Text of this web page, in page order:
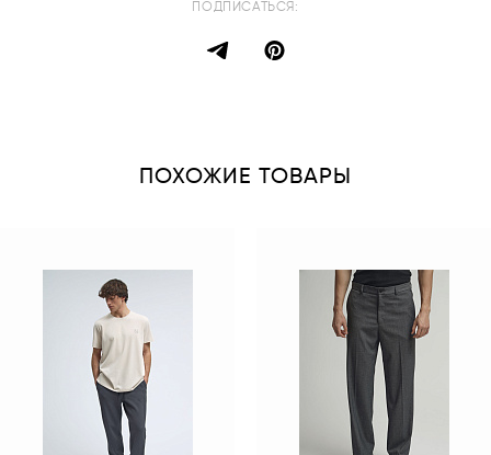
ПОДПИСАТЬСЯ:
ПОХОЖИЕ ТОВАРЫ